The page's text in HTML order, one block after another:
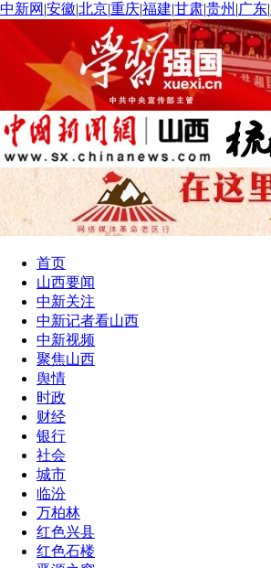
中新网 |安徽|北京|重庆|福建|甘肃|贵州 |广东|
首页
山西要闻
中新关注
中新记者看山西
中新视频
聚焦山西
舆情
时政
财经
银行
社会
城市
临汾
万柏林
红色兴县
红色石楼